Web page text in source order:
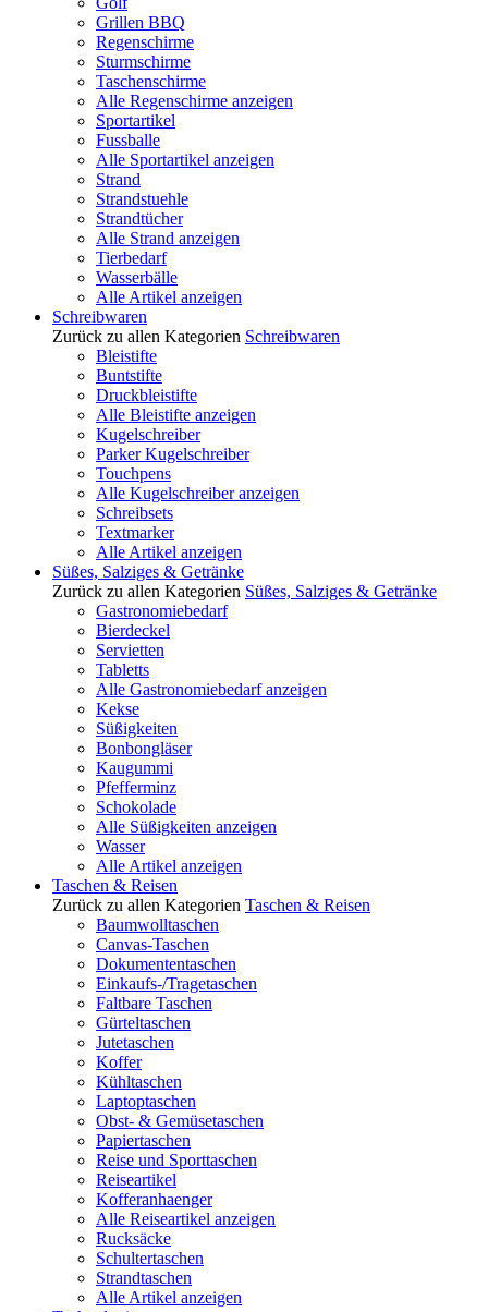
Grillen BBQ
Regenschirme
Sturmschirme
Taschenschirme
Alle Regenschirme anzeigen
Sportartikel
Fussballe
Alle Sportartikel anzeigen
Strand
Strandstuehle
Strandtücher
Alle Strand anzeigen
Tierbedarf
Wasserbälle
Alle Artikel anzeigen
Schreibwaren
Zurück zu allen Kategorien Schreibwaren
Bleistifte
Buntstifte
Druckbleistifte
Alle Bleistifte anzeigen
Kugelschreiber
Parker Kugelschreiber
Touchpens
Alle Kugelschreiber anzeigen
Schreibsets
Textmarker
Alle Artikel anzeigen
Süßes, Salziges & Getränke
Zurück zu allen Kategorien Süßes, Salziges & Getränke
Gastronomiebedarf
Bierdeckel
Servietten
Tabletts
Alle Gastronomiebedarf anzeigen
Kekse
Süßigkeiten
Bonbongläser
Kaugummi
Pfefferminz
Schokolade
Alle Süßigkeiten anzeigen
Wasser
Alle Artikel anzeigen
Taschen & Reisen
Zurück zu allen Kategorien Taschen & Reisen
Baumwolltaschen
Canvas-Taschen
Dokumententaschen
Einkaufs-/Tragetaschen
Faltbare Taschen
Gürteltaschen
Jutetaschen
Koffer
Kühltaschen
Laptoptaschen
Obst- & Gemüsetaschen
Papiertaschen
Reise und Sporttaschen
Reiseartikel
Kofferanhaenger
Alle Reiseartikel anzeigen
Rucksäcke
Schultertaschen
Strandtaschen
Alle Artikel anzeigen